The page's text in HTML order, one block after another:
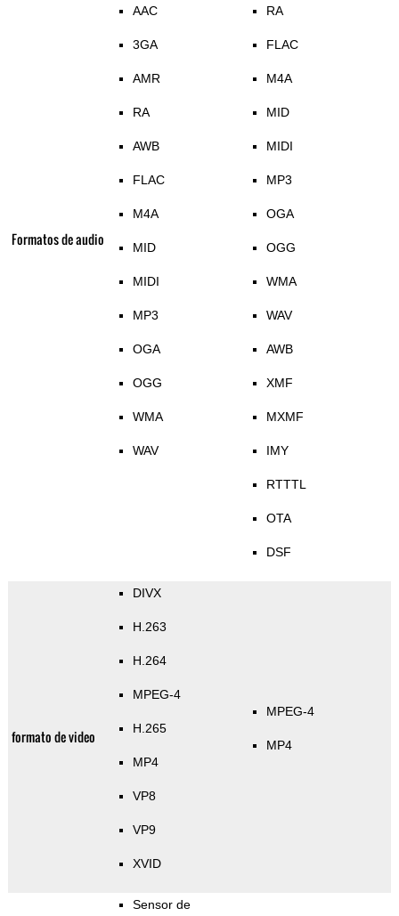
Formatos de audio
AAC
3GA
AMR
RA
AWB
FLAC
M4A
MID
MIDI
MP3
OGA
OGG
WMA
WAV
RA
FLAC
M4A
MID
MIDI
MP3
OGA
OGG
WMA
WAV
AWB
XMF
MXMF
IMY
RTTTL
OTA
DSF
formato de video
DIVX
H.263
H.264
MPEG-4
H.265
MP4
VP8
VP9
XVID
MPEG-4
MP4
Sensor de